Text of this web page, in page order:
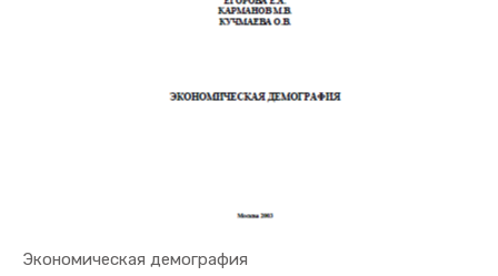
Экономическая демография